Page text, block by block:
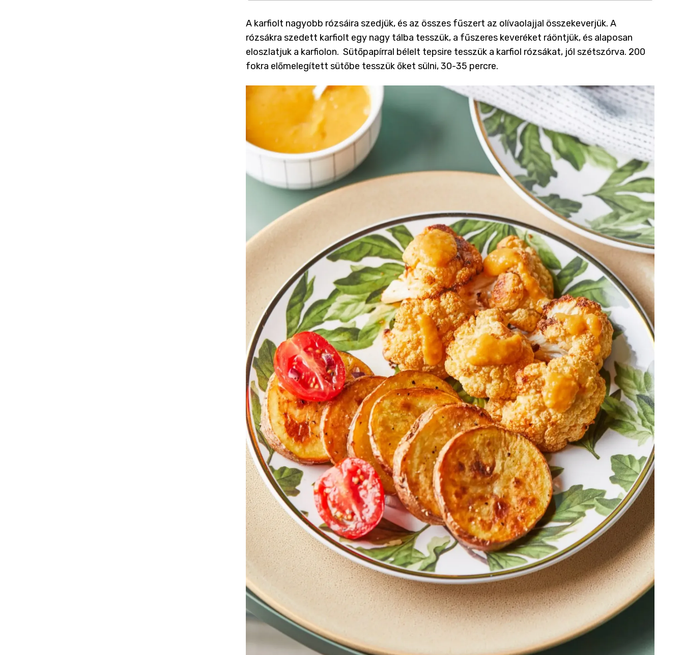
A karfiolt nagyobb rózsáira szedjük, és az összes fűszert az olívaolajjal összekeverjük. A
rózsákra szedett karfiolt egy nagy tálba tesszük, a fűszeres keveréket ráöntjük, és alaposan
eloszlatjuk a karfiolon. Sütőpapírral bélelt tepsire tesszük a karfiol rózsákat, jól szétszórva. 200
fokra előmelegített sütőbe tesszük őket sülni, 30-35 percre.